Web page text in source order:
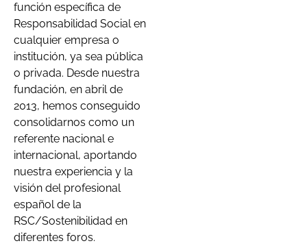
función específica de
Responsabilidad Social en
cualquier empresa o
institución, ya sea pública
o privada. Desde nuestra
fundación, en abril de
2013, hemos conseguido
consolidarnos como un
referente nacional e
internacional, aportando
nuestra experiencia y la
visión del profesional
español de la
RSC/Sostenibilidad en
diferentes foros.